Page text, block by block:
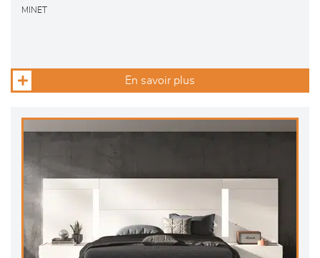
MINET
En savoir plus